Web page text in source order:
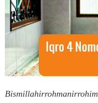
Bismillahirrohmanirrohim